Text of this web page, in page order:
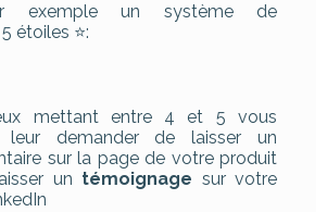
exemple un système de
étoiles ⭐:
mettant entre 4 et 5 vous
leur demander de laisser un
sur la page de votre produit
un témoignage sur votre